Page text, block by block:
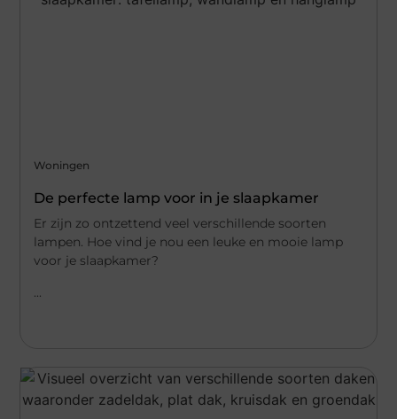
Woningen
De perfecte lamp voor in je slaapkamer
Er zijn zo ontzettend veel verschillende soorten
lampen. Hoe vind je nou een leuke en mooie lamp
voor je slaapkamer?